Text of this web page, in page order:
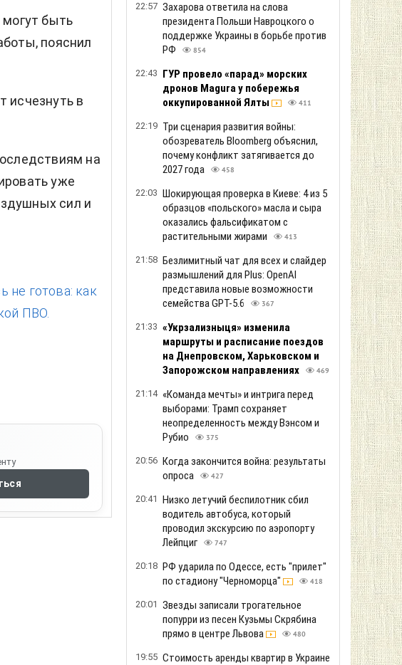
быть
пояснил
исчезнуть в
на
уже
сил и
не готова: как
ПВО.
22:57 Захарова ответила на слова
президента Польши Навроцкого о
поддержке Украины в борьбе против
РФ
854
22:43 ГУР провело «парад» морских
дронов Magura у побережья
оккупированной Ялты
411
22:19 Три сценария развития войны:
обозреватель Bloomberg объяснил,
почему конфликт затягивается до
2027 года
458
22:03 Шокирующая проверка в Киеве: 4 из 5
образцов «польского» масла и сыра
оказались фальсификатом с
растительными жирами
413
21:58 Безлимитный чат для всех и слайдер
размышлений для Plus: OpenAI
представила новые возможности
семейства GPT-5.6
367
21:33 «Укрзализныця» изменила
маршруты и расписание поездов
на Днепровском, Харьковском и
Запорожском направлениях
469
21:14 «Команда мечты» и интрига перед
выборами: Трамп сохраняет
неопределенность между Вэнсом и
Рубио
375
20:56 Когда закончится война: результаты
опроса
427
20:41 Низко летучий беспилотник сбил
водитель автобуса, который
проводил экскурсию по аэропорту
Лейпциг
747
20:18 РФ ударила по Одессе, есть "прилет"
по стадиону "Черноморца"
418
20:01 Звезды записали трогательное
попурри из песен Кузьмы Скрябина
прямо в центре Львова
480
19:55 Стоимость аренды квартир в Украине